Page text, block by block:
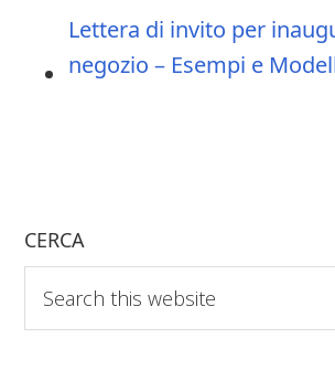
Lettera di invito per
negozio – Esempi e
CERCA
this
website